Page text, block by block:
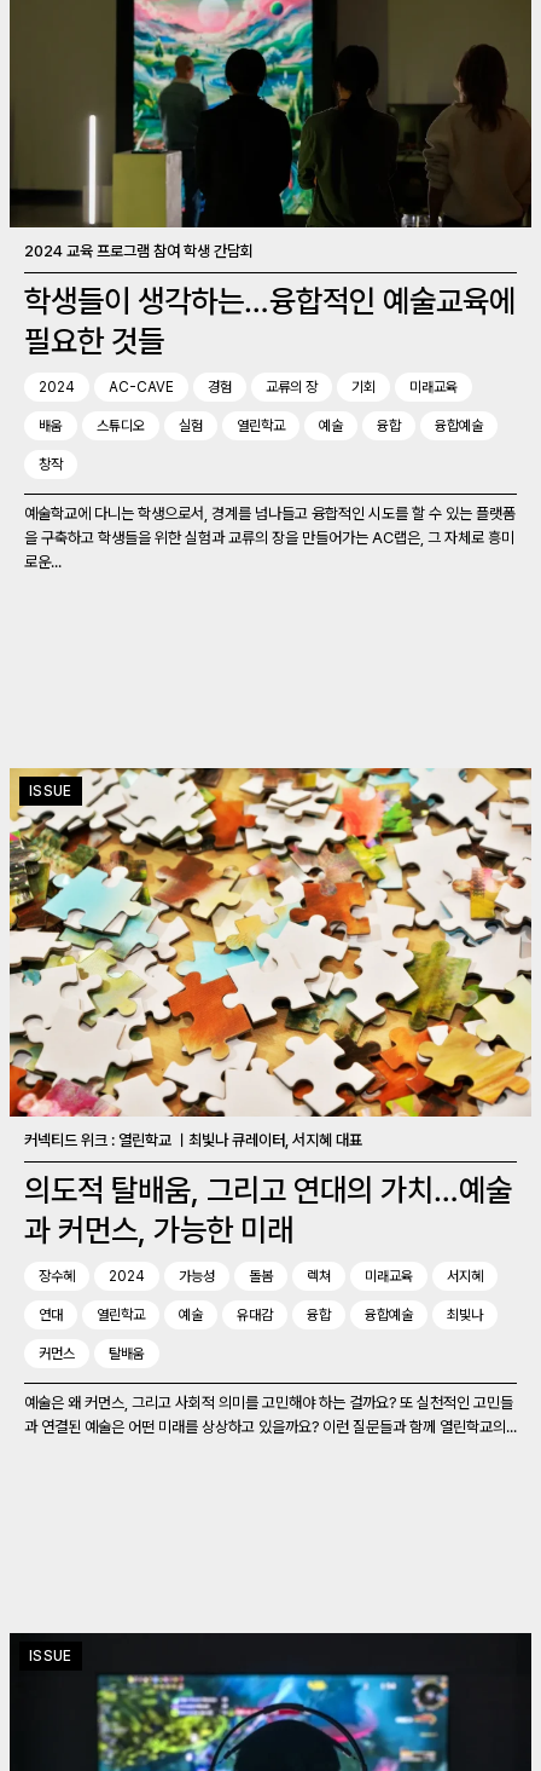
2024 교육 프로그램 참여 학생 간담회
학생들이 생각하는…융합적인 예술교육에
필요한 것들
2024 AC-CAVE 경험 교류의 장 기회 미래교육
배움 스튜디오 실험 열린학교 예술 융합 융합예술
창작
예술학교에 다니는 학생으로서, 경계를 넘나들고 융합적인 시도를 할 수 있는 플랫폼
을 구축하고 학생들을 위한 실험과 교류의 장을 만들어가는 AC랩은, 그 자체로 흥미
로운...
ISSUE
커넥티드 위크 : 열린학교 ㅣ최빛나 큐레이터, 서지혜 대표
의도적 탈배움, 그리고 연대의 가치…예술
과 커먼스, 가능한 미래
장수혜 2024 가능성 돌봄 렉쳐 미래교육 서지혜
연대 열린학교 예술 유대감 융합 융합예술 최빛나
커먼스 탈배움
예술은 왜 커먼스, 그리고 사회적 의미를 고민해야 하는 걸까요? 또 실천적인 고민들
과 연결된 예술은 어떤 미래를 상상하고 있을까요? 이런 질문들과 함께 열린학교의...
ISSUE